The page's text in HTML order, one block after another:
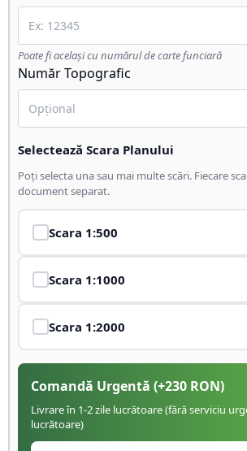
Poate fi același cu numărul de carte funciară
Număr Topografic
Selectează Scara Planului
Poți selecta una sau mai multe scări. Fiecare
document separat.
Scara 1:500
Scara 1:1000
Scara 1:2000
Comandă Urgentă (+230 RON)
Livrare în 1-2 zile lucrătoare (fără serviciu
lucrătoare)